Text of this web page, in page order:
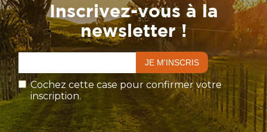
Inscrivez-vous à la
newsletter !
Cochez cette case pour confirmer votre
inscription.